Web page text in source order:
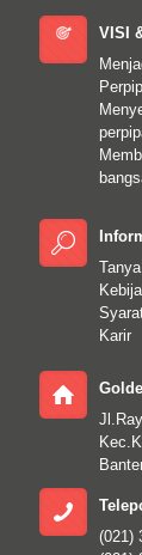
VISI
Karir
(021)